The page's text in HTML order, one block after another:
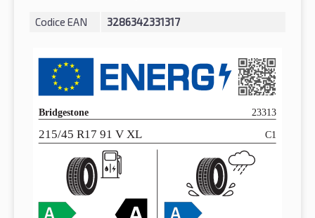
Codice EAN 3286342331317